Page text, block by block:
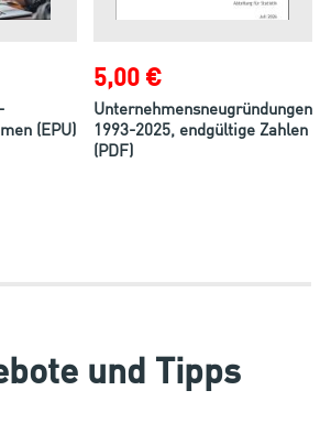
(EPU)
5,00 €
Unternehmensneugründungen
1993-2025, endgültige Zahlen
(PDF)
und Tipps